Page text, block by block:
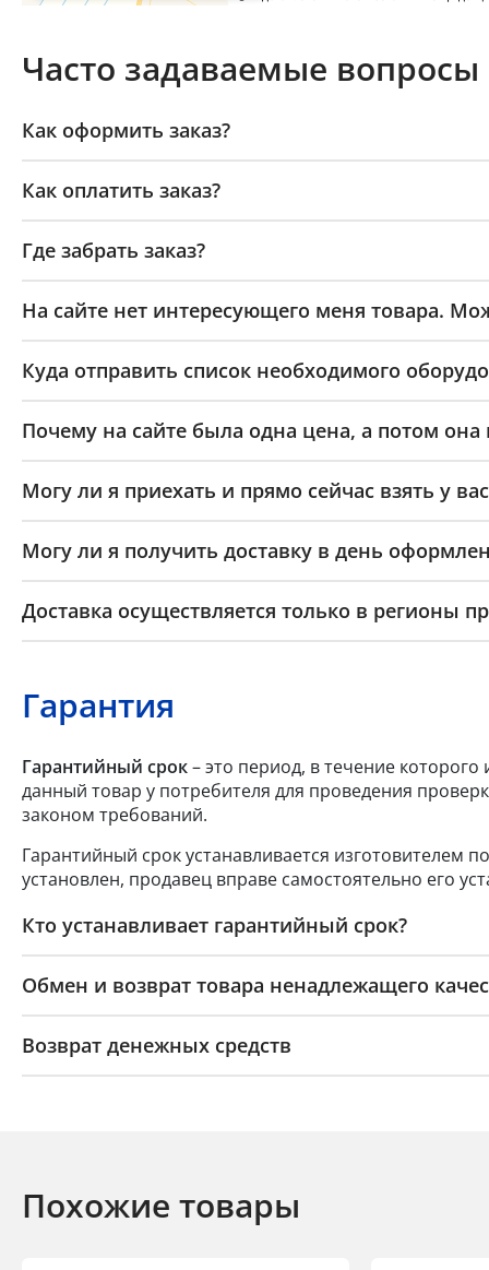
Часто задаваемые вопросы
Как оформить заказ?
Как оплатить заказ?
Где забрать заказ?
На сайте нет интересующего меня товара.
Куда отправить список необходимого
Почему на сайте была одна цена, а потом она
Могу ли я приехать и прямо сейчас взять у
Могу ли я получить доставку в день
Доставка осуществляется только в регионы
Гарантия
Гарантийный срок– это период, в течение которого
данный товар у потребителя для проведения
законом требований.
Гарантийный срок устанавливается изготовителем
установлен, продавец вправе самостоятельно его
Кто устанавливает гарантийный срок?
Обмен и возврат товара ненадлежащего
Возврат денежных средств
Похожие товары